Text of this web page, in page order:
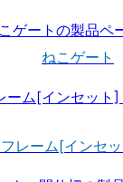
ねこゲート
レーム[インセ